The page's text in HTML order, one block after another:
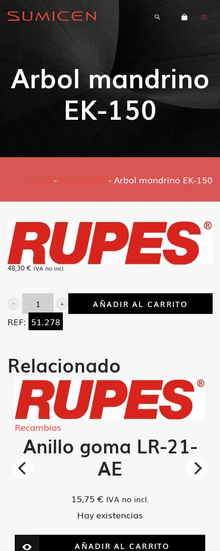
Arbol mandrino
EK-150
- - Arbol mandrino EK-150
48,30 € IVA no incl.
Arbol
mandrino
cantidad
AÑADIR AL CARRITO
REF: 51.278
Relacionado
Recambios
Anillo goma LR-21-
AE
15,75 € IVA no incl.
Hay existencias
AÑADIR AL CARRITO